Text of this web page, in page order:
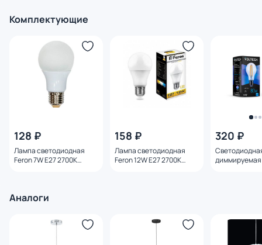
Комплектующие
128 ₽
Лампа светодиодная
Feron 7W E27 2700K
158 ₽
Лампа светодиодная
Feron 12W E27 2700K
320 ₽
Аналоги